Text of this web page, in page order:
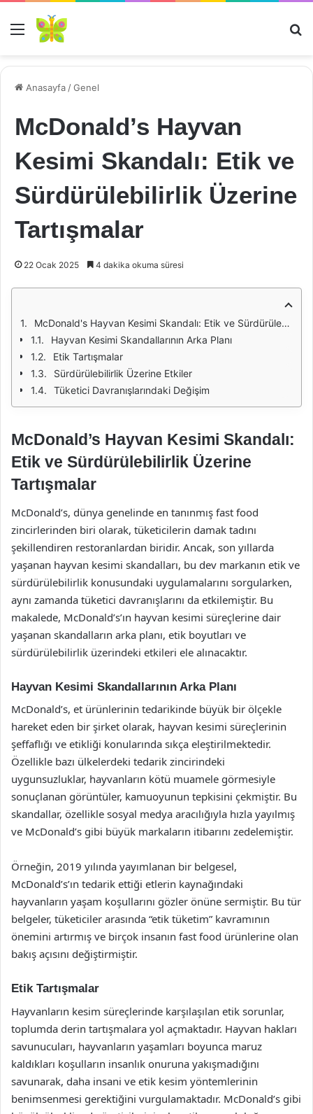
Menü
Anasayfa /Genel
McDonald’s Hayvan
Kesimi Skandalı: Etik ve
Sürdürülebilirlik Üzerine
Tartışmalar
22 Ocak 2025 4 dakika okuma süresi
McDonald's Hayvan Kesimi Skandalı: Etik ve Sürdürülebilirlik Üzerine Tartışmalar
Hayvan Kesimi Skandallarının Arka Planı
Etik Tartışmalar
Sürdürülebilirlik Üzerine Etkiler
Tüketici Davranışlarındaki Değişim
McDonald’s Hayvan Kesimi Skandalı:
Etik ve Sürdürülebilirlik Üzerine
Tartışmalar
McDonald’s, dünya genelinde en tanınmış fast food
zincirlerinden biri olarak, tüketicilerin damak tadını
şekillendiren restoranlardan biridir. Ancak, son yıllarda
yaşanan hayvan kesimi skandalları, bu dev markanın etik ve
sürdürülebilirlik konusundaki uygulamalarını sorgularken,
aynı zamanda tüketici davranışlarını da etkilemiştir. Bu
makalede, McDonald’s’ın hayvan kesimi süreçlerine dair
yaşanan skandalların arka planı, etik boyutları ve
sürdürülebilirlik üzerindeki etkileri ele alınacaktır.
Hayvan Kesimi Skandallarının Arka Planı
McDonald’s, et ürünlerinin tedarikinde büyük bir ölçekle
hareket eden bir şirket olarak, hayvan kesimi süreçlerinin
şeffaflığı ve etikliği konularında sıkça eleştirilmektedir.
Özellikle bazı ülkelerdeki tedarik zincirindeki
uygunsuzluklar, hayvanların kötü muamele görmesiyle
sonuçlanan görüntüler, kamuoyunun tepkisini çekmiştir. Bu
skandallar, özellikle sosyal medya aracılığıyla hızla yayılmış
ve McDonald’s gibi büyük markaların itibarını zedelemiştir.
Örneğin, 2019 yılında yayımlanan bir belgesel,
McDonald’s’ın tedarik ettiği etlerin kaynağındaki
hayvanların yaşam koşullarını gözler önüne sermiştir. Bu tür
belgeler, tüketiciler arasında “etik tüketim” kavramının
önemini artırmış ve birçok insanın fast food ürünlerine olan
bakış açısını değiştirmiştir.
Etik Tartışmalar
Hayvanların kesim süreçlerinde karşılaşılan etik sorunlar,
toplumda derin tartışmalara yol açmaktadır. Hayvan hakları
savunucuları, hayvanların yaşamları boyunca maruz
kaldıkları koşulların insanlık onuruna yakışmadığını
savunarak, daha insani ve etik kesim yöntemlerinin
benimsenmesi gerektiğini vurgulamaktadır. McDonald’s gibi